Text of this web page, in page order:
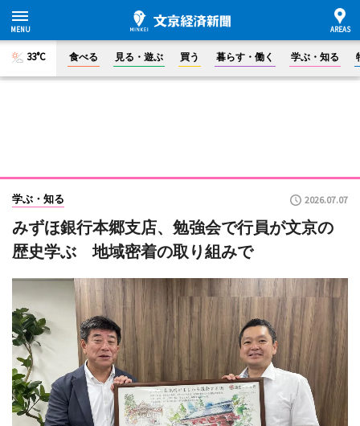
33°C 食べる 見る・遊ぶ 買う 暮らす・働く 学ぶ・知る
学ぶ・知る 2026.07.07
みずほ銀行本郷支店、勉強会で行員が文京の
歴史学ぶ 地域密着の取り組みで